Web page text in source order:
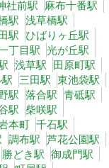
社前駅 麻布十番駅
駅 浅草橋駅
駅 ひばりヶ丘駅
丁目駅 光が丘駅
浅草駅 田原町駅
三田駅 東池袋駅
駅 落合駅 青砥駅
駅 柴咲駅
本町 千石駅
調布駅 芦花公園駅
勝どき駅 御成門駅